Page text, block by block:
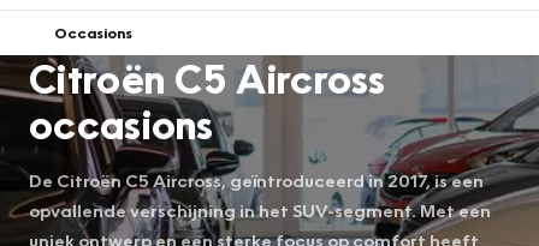
Occasions
Citroën C5 Aircross
occasions
De Citroën C5 Aircross, geïntroduceerd in 2017, is een
opvallende verschijning in het SUV-segment. Met een
uniek ontwerp en een sterke focus op comfort heeft